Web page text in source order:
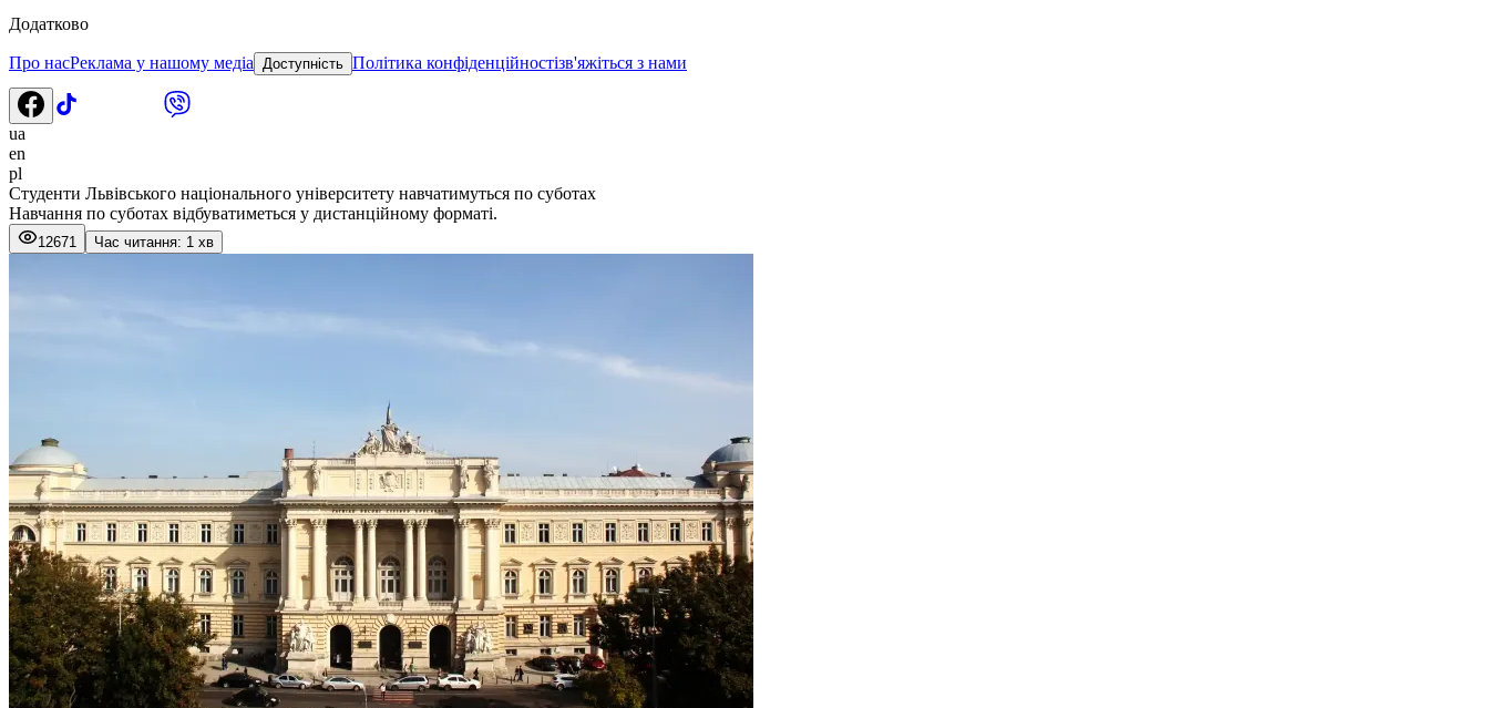
Додатково
Про насРеклама у нашому медіа Доступність Політика конфіденційностізв'яжіться з нами
ua
en
pl
Студенти Львівського національного університету навчатимуться по суботах
Навчання по суботах відбуватиметься у дистанційному форматі.
12671 Час читання: 1 хв